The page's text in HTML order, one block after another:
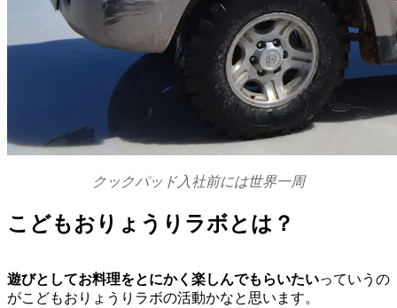
クックパッド入社前には世界一周
こどもおりょうりラボとは？
遊びとしてお料理をとにかく楽しんでもらいたいっていうの
がこどもおりょうりラボの活動かなと思います。